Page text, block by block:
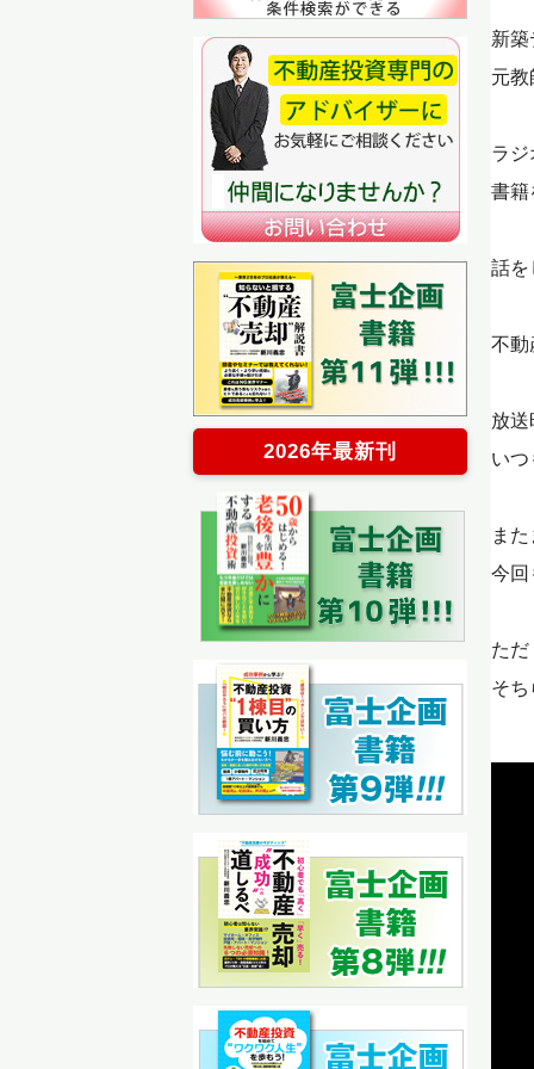
新
元
ラ
書籍
話を
不動
放
い
ま
今回
た
そ
2026年最新刊